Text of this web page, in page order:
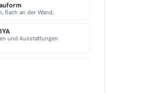
flach an der Wand.
und Ausstattungen